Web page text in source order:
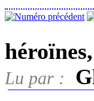
Lu par :